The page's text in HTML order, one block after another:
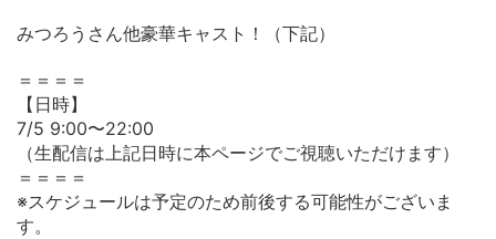
みつろうさん他豪華キャスト！（下記）
＝＝＝＝
【日時】
7/5 9:00〜22:00
（生配信は上記日時に本ページでご視聴いただけます）
＝＝＝＝
※スケジュールは予定のため前後する可能性がございま
す。